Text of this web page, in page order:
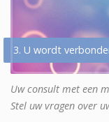
3. U wordt
Uw consult met een
Stel uw vragen over